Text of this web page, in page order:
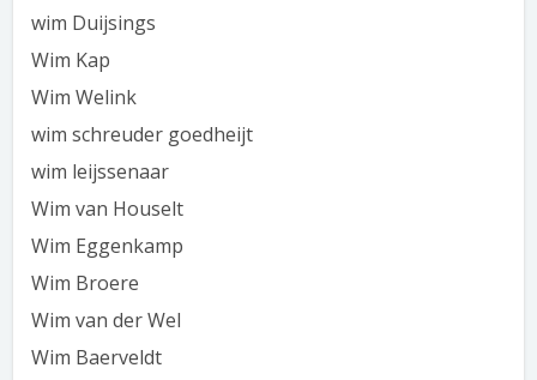
wim Duijsings
Wim Kap
Wim Welink
wim schreuder goedheijt
wim leijssenaar
Wim van Houselt
Wim Eggenkamp
Wim Broere
Wim van der Wel
Wim Baerveldt